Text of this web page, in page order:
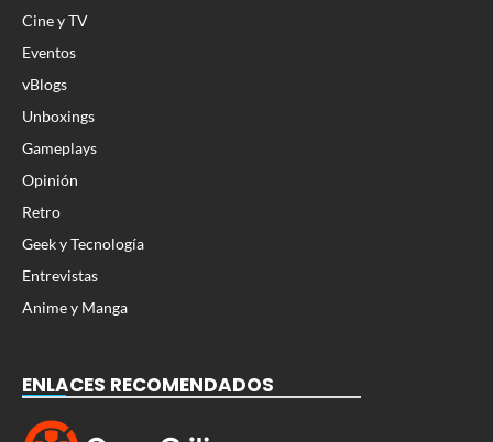
Cine y TV
Eventos
vBlogs
Unboxings
Gameplays
Opinión
Retro
Geek y Tecnología
Entrevistas
Anime y Manga
ENLACES RECOMENDADOS